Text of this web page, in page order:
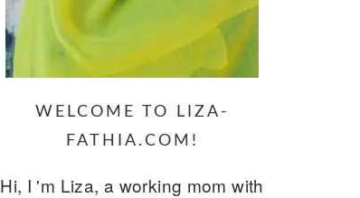
WELCOME TO LIZA-
FATHIA.COM!
Hi, I 'm Liza, a working mom with